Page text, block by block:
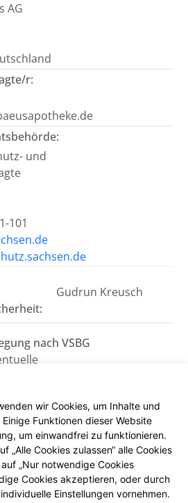
AG
r:
und
101
Gudrun Kreusch
nach VSBG
aus unserem Vertrag
Uns erreichen Sie dazu
info@scarabaeusapotheke.de
einem
vor einer
teil.
wir Cookies, um Inhalte und
Funktionen dieser Website
um einwandfrei zu funktionieren.
„Alle Cookies zulassen“ alle Cookies
„Nur notwendige Cookies
Cookies akzeptieren, oder durch
Einstellungen vornehmen.